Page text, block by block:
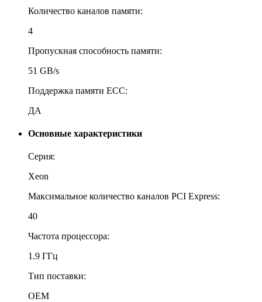
Количество каналов памяти:
4
Пропускная способность памяти:
51 GB/s
Поддержка памяти ECC:
ДА
Основные характеристики
Серия:
Xeon
Максимальное количество каналов PCI Express:
40
Частота процессора:
1.9 ГГц
Тип поставки:
OEM